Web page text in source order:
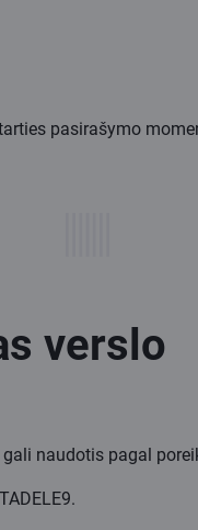
pasirašymo
verslo
naudotis pagal